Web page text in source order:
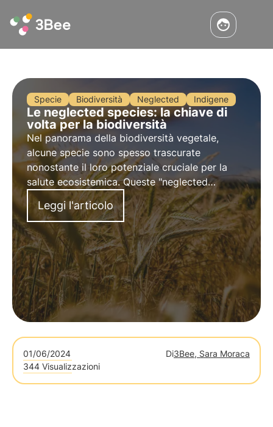
Specie Biodiversità Neglected Indigene
Le neglected species: la chiave di
volta per la biodiversità
Nel panorama della biodiversità vegetale,
alcune specie sono spesso trascurate
nonostante il loro potenziale cruciale per la
salute ecosistemica. Queste "neglected
species" rappresentano una risorsa
sottovalutata, che potrebbe però essere la
chiave di volta per la salvaguardia della
biodiversità.
Leggi l'articolo
01/06/2024 Di3Bee, Sara Moraca
344 Visualizzazioni